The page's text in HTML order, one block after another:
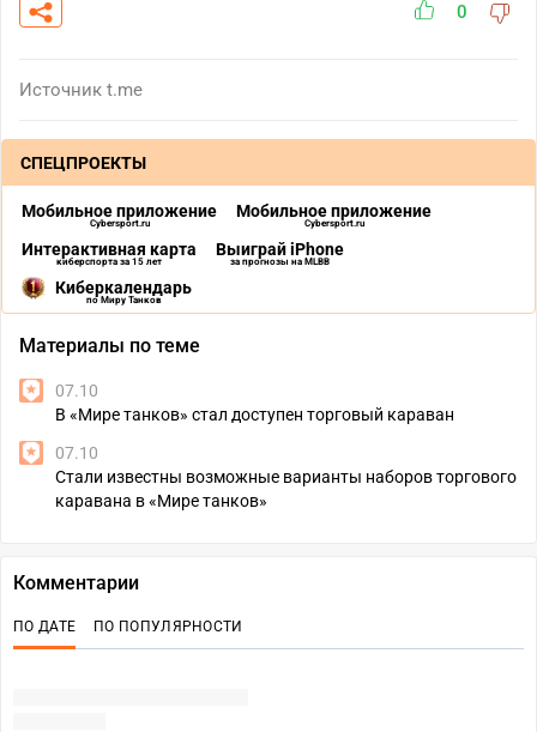
0
Источник t.me
СПЕЦПРОЕКТЫ
Мобильное приложение
Cybersport.ru
Мобильное приложение
Cybersport.ru
Интерактивная карта
киберспорта за 15 лет
Выиграй iPhone
за прогнозы на MLBB
Киберкалендарь
по Миру Танков
Материалы по теме
07.10
В «Мире танков» стал доступен торговый караван
07.10
Стали известны возможные варианты наборов торгового
каравана в «Мире танков»
Комментарии
ПО ДАТЕ ПО ПОПУЛЯРНОСТИ